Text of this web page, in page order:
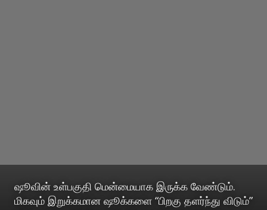
ஷூவின் உள்பகுதி மென்மையாக இருக்க வேண்டும்.
மிகவும் இறுக்கமான ஷூக்களை “பிறகு தளர்ந்து விடும்”